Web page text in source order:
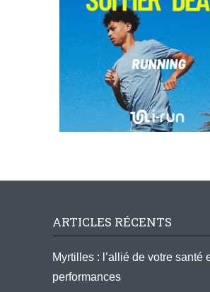
ARTICLES RÉCENTS
Myrtilles : l’allié de votre santé
performances